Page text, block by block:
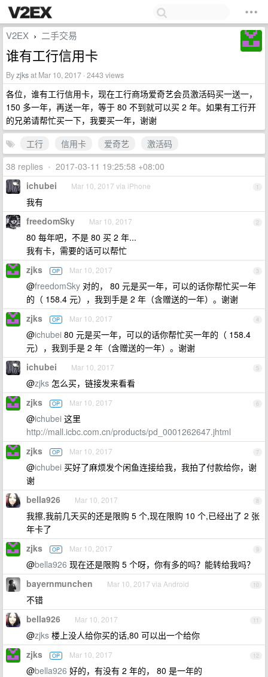
V2EX › 二手交易
谁有工行信用卡
Byzjksat Mar 10, 2017 · 2443 views
各位，谁有工行信用卡，现在工行商场爱奇艺会员激活码买一送一，
150 多一年，再送一年，等于 80 不到就可以买 2 年。如果有工行开
的兄弟请帮忙买一下，我要买一年，谢谢
工行
信用卡 爱奇艺
激活码
38 replies • 2017-03-11 19:25:58 +08:00
1
ichubei Mar 10, 2017 via iPhone
我有
2
freedomSky Mar 10, 2017
80 每年吧，不是 80 买 2 年...
我有卡，需要的话可以帮忙
3
zjks OP Mar 10, 2017
@freedomSky 对的， 80 元是买一年，可以的话你帮忙买一年
的（ 158.4 元），我到手是 2 年（含赠送的一年）。谢谢
4
zjks OP Mar 10, 2017
@ichubei 80 元是买一年，可以的话你帮忙买一年的（ 158.4
元），我到手是 2 年（含赠送的一年）。谢谢
5
ichubei Mar 10, 2017
@zjks 怎么买，链接发来看看
6
zjks OP Mar 10, 2017
@ichubei 这里
http://mall.icbc.com.cn/products/pd_0001262647.jhtml
7
zjks OP Mar 10, 2017
@ichubei 买好了麻烦发个闲鱼连接给我，我拍了付款给你，谢
谢
8
bella926 Mar 10, 2017
我擦,我前几天买的还是限购 5 个,现在限购 10 个,已经出了 2 张
年卡了
9
zjks OP Mar 10, 2017
@bella926 现在还是限购 5 个呀，你有多的吗？能转给我吗？
10
bayernmunchen Mar 10, 2017 via Android
不错
11
bella926 Mar 10, 2017
@zjks 楼上没人给你买的话,80 可以出一个给你
12
zjks OP Mar 10, 2017
@bella926 好的，有没有 2 年的， 80 是一年的